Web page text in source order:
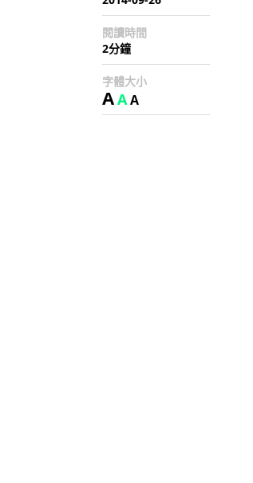
閱讀時間
2分鐘
字體大小
AAA